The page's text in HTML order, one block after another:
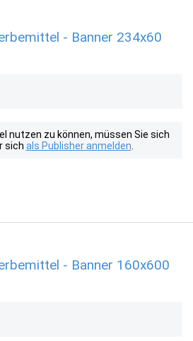
- Banner 234x60
nutzen zu können, müssen Sie sich
sich als Publisher anmelden
- Banner 160x600